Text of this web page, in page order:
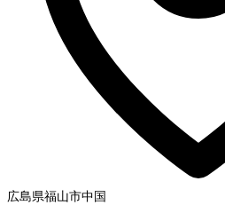
広島県福山市中国